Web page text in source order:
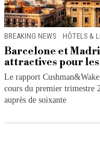
BREAKING NEWS · HÔTELS &
Barcelone et
attractives pour
Le rapport
cours du premier trimestre
auprès de soixante